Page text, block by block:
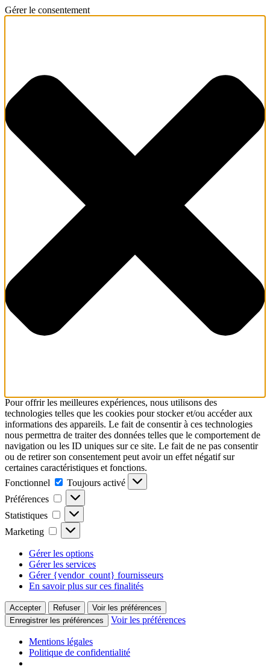
Gérer le consentement
Pour offrir les meilleures expériences, nous utilisons des
technologies telles que les cookies pour stocker et/ou accéder aux
informations des appareils. Le fait de consentir à ces technologies
nous permettra de traiter des données telles que le comportement de
navigation ou les ID uniques sur ce site. Le fait de ne pas consentir
ou de retirer son consentement peut avoir un effet négatif sur
certaines caractéristiques et fonctions.
Fonctionnel
Fonctionnel
Toujours activé
Préférences
Préférences
Statistiques Statistiques
Marketing Marketing
Gérer les options
Gérer les services
Gérer {vendor_count} fournisseurs
En savoir plus sur ces finalités
Accepter Refuser
Voir les préférences
Enregistrer les préférences
Voir les préférences
Mentions légales
Politique de confidentialité